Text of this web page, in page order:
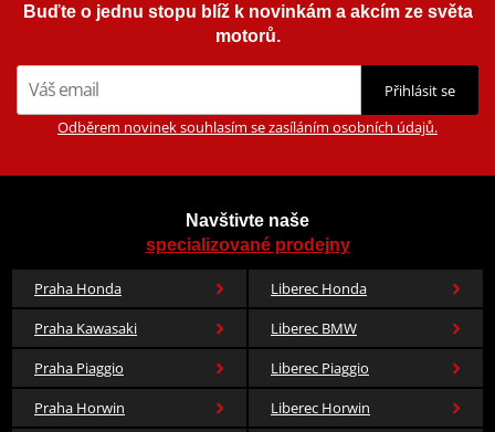
Buďte o jednu stopu blíž k novinkám a akcím ze světa
motorů.
Přihlásit se
Odběrem novinek souhlasím se zasíláním osobních údajů.
Navštivte naše
specializované prodejny
Praha Honda
Liberec Honda
Praha Kawasaki
Liberec BMW
Praha Piaggio
Liberec Piaggio
Praha Horwin
Liberec Horwin